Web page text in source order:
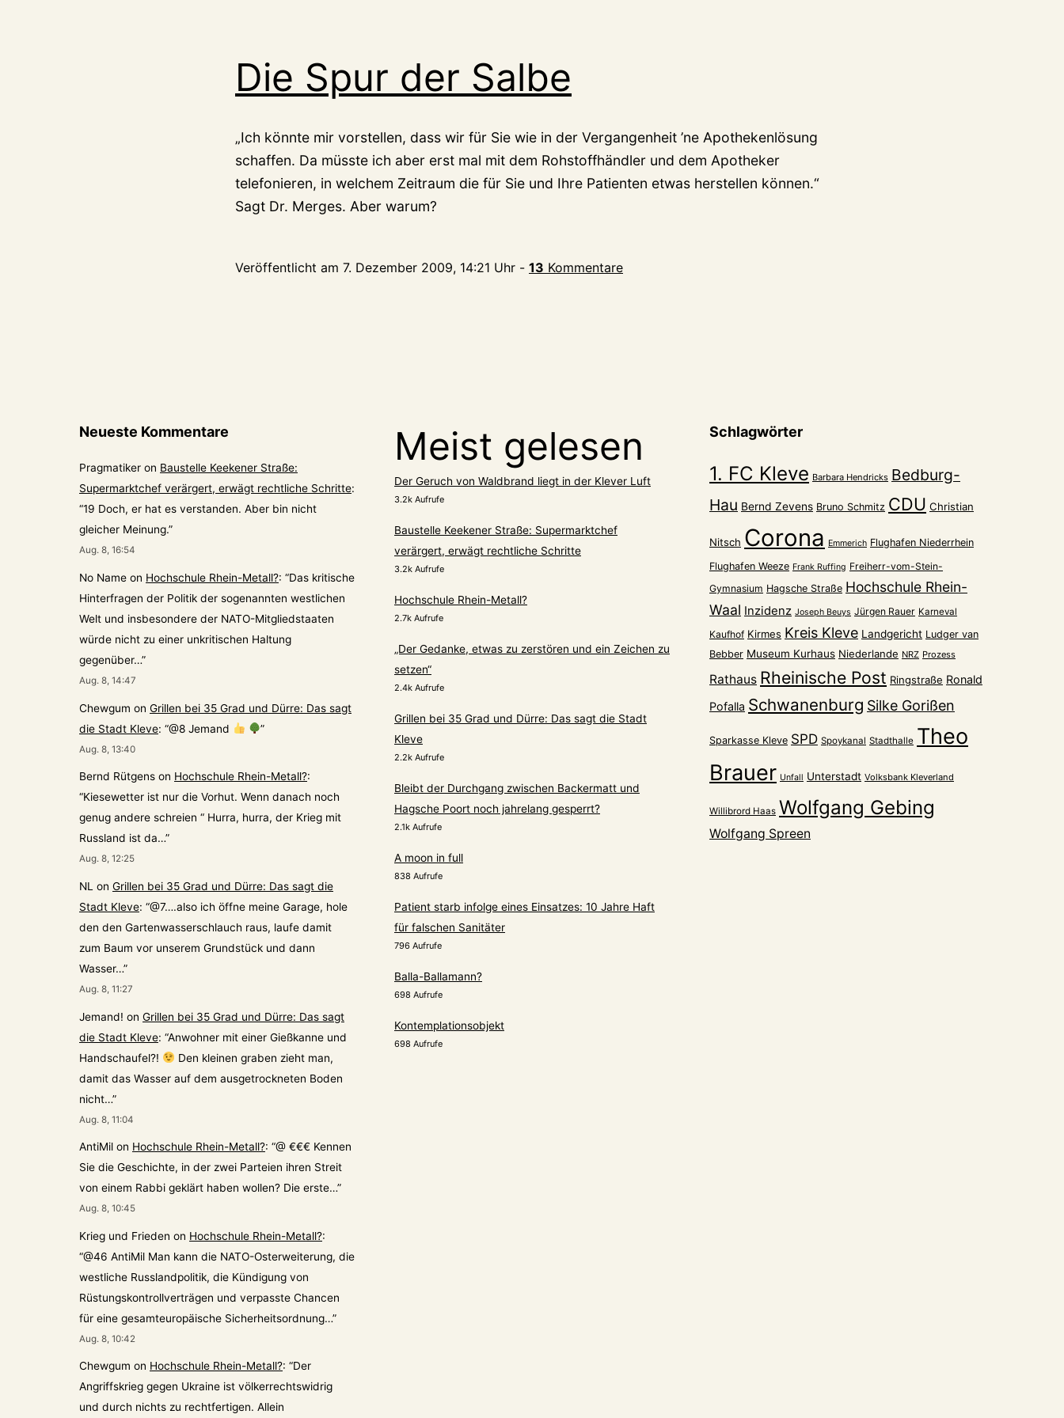
Die Spur der Salbe
„Ich könnte mir vorstellen, dass wir für Sie wie in der Vergangenheit ’ne Apothekenlösung
schaffen. Da müsste ich aber erst mal mit dem Rohstoffhändler und dem Apotheker
telefonieren, in welchem Zeitraum die für Sie und Ihre Patienten etwas herstellen können.“
Sagt Dr. Merges. Aber warum?
Veröffentlicht am 7. Dezember 2009, 14:21 Uhr - 13 Kommentare
Neueste Kommentare
Pragmatiker on Baustelle Keekener Straße:
Supermarktchef verärgert, erwägt rechtliche Schritte:
“19 Doch, er hat es verstanden. Aber bin nicht
gleicher Meinung.”
Aug. 8, 16:54
No Name on Hochschule Rhein-Metall?: “Das kritische
Hinterfragen der Politik der sogenannten westlichen
Welt und insbesondere der NATO-Mitgliedstaaten
würde nicht zu einer unkritischen Haltung
gegenüber…”
Aug. 8, 14:47
Chewgum on Grillen bei 35 Grad und Dürre: Das sagt
die Stadt Kleve: “@8 Jemand ”
Aug. 8, 13:40
Bernd Rütgens on Hochschule Rhein-Metall?:
“Kiesewetter ist nur die Vorhut. Wenn danach noch
genug andere schreien “ Hurra, hurra, der Krieg mit
Russland ist da…”
Aug. 8, 12:25
NL on Grillen bei 35 Grad und Dürre: Das sagt die
Stadt Kleve: “@7….also ich öffne meine Garage, hole
den den Gartenwasserschlauch raus, laufe damit
zum Baum vor unserem Grundstück und dann
Wasser…”
Aug. 8, 11:27
Jemand! on Grillen bei 35 Grad und Dürre: Das sagt
die Stadt Kleve: “Anwohner mit einer Gießkanne und
Handschaufel?!
Den kleinen graben zieht man,
damit das Wasser auf dem ausgetrockneten Boden
nicht…”
Aug. 8, 11:04
AntiMil on Hochschule Rhein-Metall?: “@ €€€ Kennen
Sie die Geschichte, in der zwei Parteien ihren Streit
von einem Rabbi geklärt haben wollen? Die erste…”
Aug. 8, 10:45
Krieg und Frieden on Hochschule Rhein-Metall?:
“@46 AntiMil Man kann die NATO-Osterweiterung, die
westliche Russlandpolitik, die Kündigung von
Rüstungskontrollverträgen und verpasste Chancen
für eine gesamteuropäische Sicherheitsordnung…”
Aug. 8, 10:42
Chewgum on Hochschule Rhein-Metall?: “Der
Angriffskrieg gegen Ukraine ist völkerrechtswidrig
und durch nichts zu rechtfertigen. Allein
Meist gelesen
Der Geruch von Waldbrand liegt in der Klever Luft
3.2k Aufrufe
Baustelle Keekener Straße: Supermarktchef
verärgert, erwägt rechtliche Schritte
3.2k Aufrufe
Hochschule Rhein-Metall?
2.7k Aufrufe
„Der Gedanke, etwas zu zerstören und ein Zeichen zu
setzen“
2.4k Aufrufe
Grillen bei 35 Grad und Dürre: Das sagt die Stadt
Kleve
2.2k Aufrufe
Bleibt der Durchgang zwischen Backermatt und
Hagsche Poort noch jahrelang gesperrt?
2.1k Aufrufe
A moon in full
838 Aufrufe
Patient starb infolge eines Einsatzes: 10 Jahre Haft
für falschen Sanitäter
796 Aufrufe
Balla-Ballamann?
698 Aufrufe
Kontemplationsobjekt
698 Aufrufe
Schlagwörter
1. FC Kleve Barbara Hendricks Bedburg-
Hau Bernd Zevens Bruno Schmitz CDU Christian
Nitsch Corona Emmerich Flughafen Niederrhein
Flughafen Weeze Frank Ruffing Freiherr-vom-Stein-
Gymnasium Hagsche Straße Hochschule Rhein-
Waal Inzidenz Joseph Beuys Jürgen Rauer Karneval
Kaufhof Kirmes Kreis Kleve Landgericht Ludger van
Bebber Museum Kurhaus Niederlande NRZ Prozess
Rathaus Rheinische Post Ringstraße Ronald
Pofalla Schwanenburg Silke Gorißen
Sparkasse Kleve SPD Spoykanal Stadthalle Theo
Brauer Unfall Unterstadt Volksbank Kleverland
Willibrord Haas Wolfgang Gebing
Wolfgang Spreen